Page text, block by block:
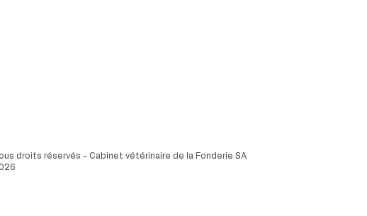
droits réservés - Cabinet vétérinaire de la Fonderie SA